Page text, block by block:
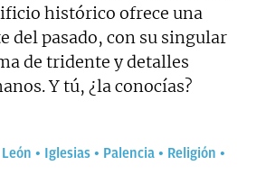
histórico ofrece una
del pasado, con su singular
de tridente y detalles
Y tú, ¿la conocías?
Iglesias Palencia
Religión